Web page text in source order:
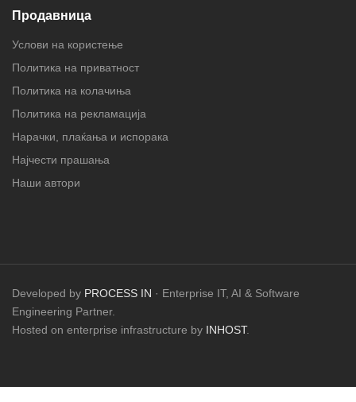
Продавница
Услови на користење
Политика на приватност
Политика на колачиња
Политика на рекламација
Нарачки, плаќања и испорака
Најчести прашања
Наши автори
Developed by PROCESS IN · Enterprise IT, AI & Software
Engineering Partner.
Hosted on enterprise infrastructure by INHOST.